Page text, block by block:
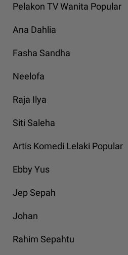
Pelakon TV Wanita Popular
Ana Dahlia
Fasha Sandha
Neelofa
Raja Ilya
Siti Saleha
Artis Komedi Lelaki Popular
Ebby Yus
Jep Sepah
Johan
Rahim Sepahtu